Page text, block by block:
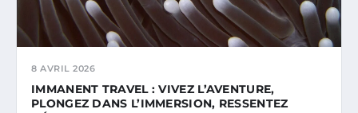
8 AVRIL 2026
IMMANENT TRAVEL : VIVEZ L’AVENTURE,
PLONGEZ DANS L’IMMERSION, RESSENTEZ